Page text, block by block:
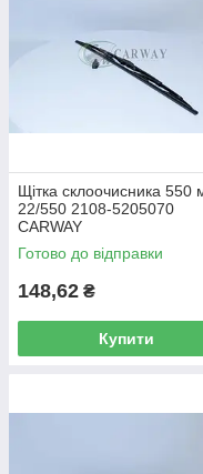
Щітка склоочисника 550
22/550 2108-5205070
CARWAY
Готово до відправки
148,62 ₴
Купити